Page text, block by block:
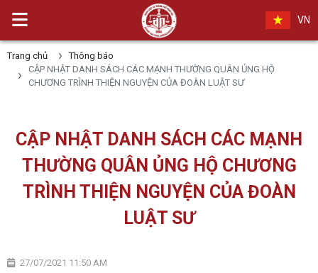
VN
Trang chủ
Thông báo
CẬP NHẬT DANH SÁCH CÁC MẠNH THƯỜNG QUÂN ỦNG HỘ
CHƯƠNG TRÌNH THIỆN NGUYỆN CỦA ĐOÀN LUẬT SƯ
CẬP NHẬT DANH SÁCH CÁC MẠNH
THƯỜNG QUÂN ỦNG HỘ CHƯƠNG
TRÌNH THIỆN NGUYỆN CỦA ĐOÀN
LUẬT SƯ
27/07/2021 11:50 AM